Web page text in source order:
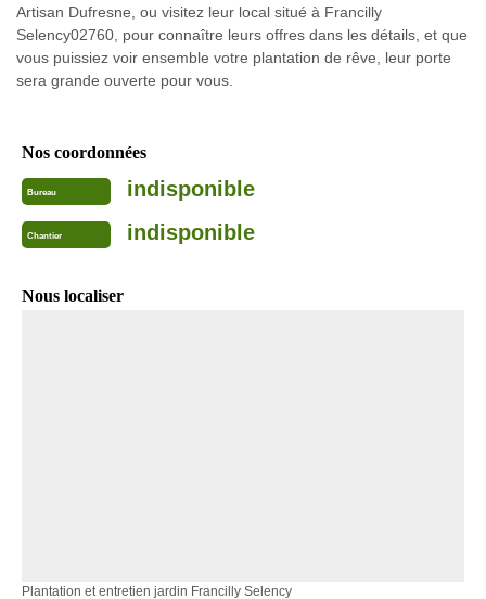
Artisan Dufresne, ou visitez leur local situé à Francilly
Selency02760, pour connaître leurs offres dans les détails, et que
vous puissiez voir ensemble votre plantation de rêve, leur porte
sera grande ouverte pour vous.
Nos coordonnées
Bureau indisponible
Chantier indisponible
Nous localiser
Plantation et entretien jardin Francilly Selency